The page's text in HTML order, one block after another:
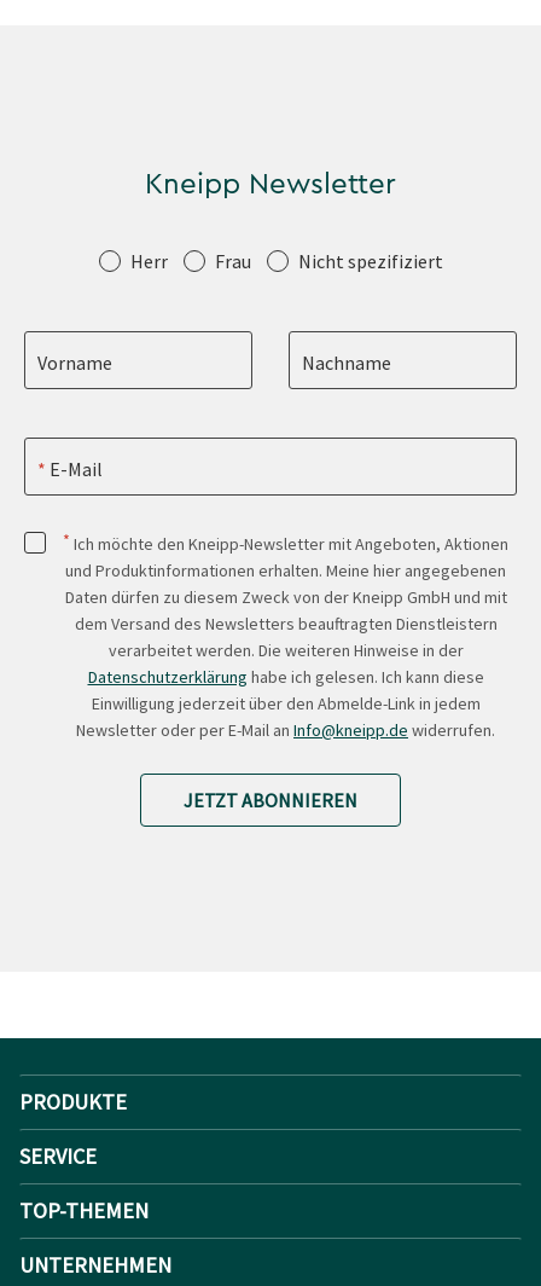
Kneipp Newsletter
Anrede Herr Frau Nicht spezifiziert
Vorname Nachname
E-Mail
* Ich möchte den Kneipp-Newsletter mit Angeboten, Aktionen
und Produktinformationen erhalten. Meine hier angegebenen
Daten dürfen zu diesem Zweck von der Kneipp GmbH und mit
dem Versand des Newsletters beauftragten Dienstleistern
verarbeitet werden. Die weiteren Hinweise in der
Datenschutzerklärung habe ich gelesen. Ich kann diese
Einwilligung jederzeit über den Abmelde-Link in jedem
Newsletter oder per E-Mail an Info@kneipp.de widerrufen.
JETZT ABONNIEREN
PRODUKTE
SERVICE
TOP-THEMEN
UNTERNEHMEN